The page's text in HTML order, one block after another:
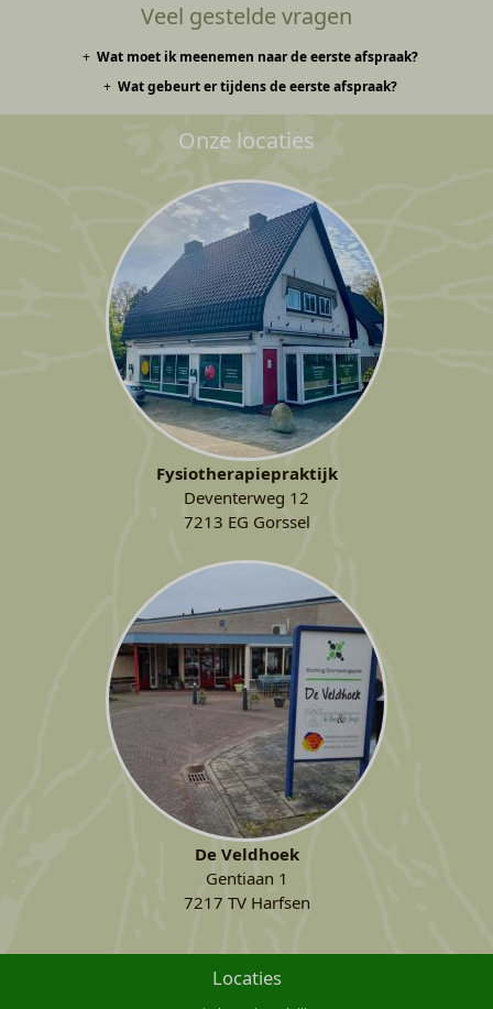
Veel gestelde vragen
Wat moet ik meenemen naar de eerste afspraak?
Identiteitsbewijs (paspoort/ID-kaart).
Wat gebeurt er tijdens de eerste afspraak?
stelt samen met u een behandelplan
Onze locaties
Fysiotherapiepraktijk
Deventerweg 12
7213 EG Gorssel
De Veldhoek
Gentiaan 1
7217 TV Harfsen
Locaties